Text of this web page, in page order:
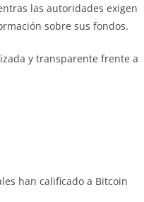
las autoridades exigen
sobre sus fondos.
y transparente frente a
han calificado a Bitcoin